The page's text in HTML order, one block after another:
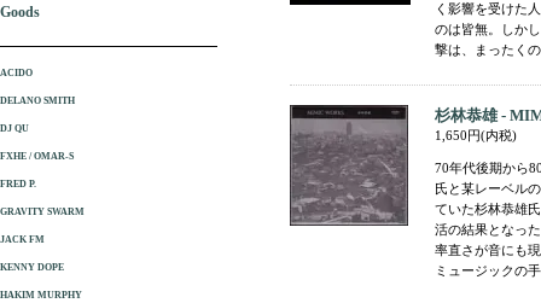
く影響を受けた
のは皆無。しか
撃は、まったく
杉林恭雄 -
1,650円(内税)
70年代後期から
氏と某レーベル
ていた杉林恭雄
活の結果となっ
率直さが音にも
ミュージックの
Goods
ACIDO
DELANO SMITH
DJ QU
FXHE / OMAR-S
FRED P.
GRAVITY SWARM
JACK FM
KENNY DOPE
HAKIM MURPHY